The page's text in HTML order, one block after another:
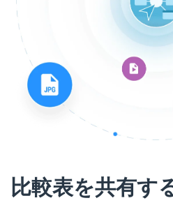
比較表を共有す